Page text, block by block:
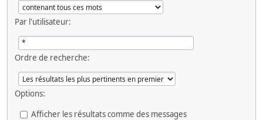
Par l'utilisateur:
Ordre de recherche:
Options:
Afficher les résultats comme des messages